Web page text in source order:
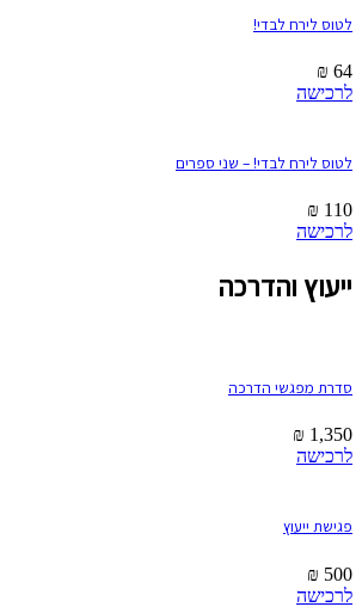
לטוס לירח לבדי!
₪ 64
לרכישה
לטוס לירח לבדי! – שני ספרים
₪ 110
לרכישה
ייעוץ והדרכה
סדרת מפגשי הדרכה
₪ 1,350
לרכישה
פגישת ייעוץ
₪ 500
לרכישה